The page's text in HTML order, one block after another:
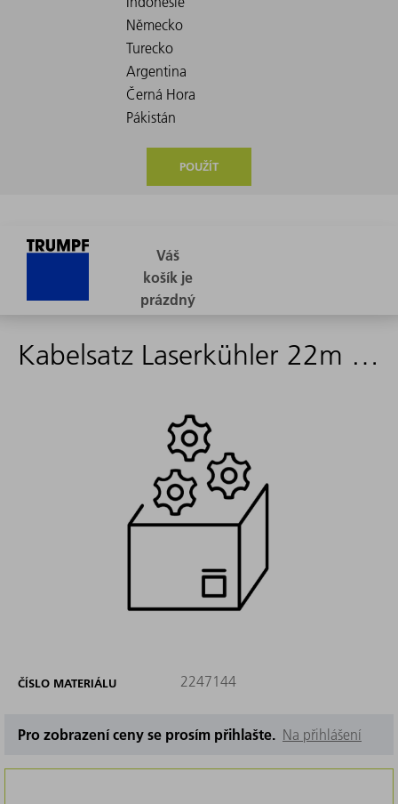
POUŽÍT
Kabelsatz Laserkühler 22m 4x16mm² - 2247144
ČÍSLO MATERIÁLU 2247144
Pro zobrazení ceny se prosím přihlašte. Na přihlášení